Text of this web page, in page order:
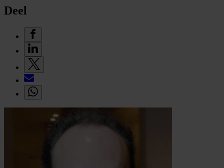
Deel